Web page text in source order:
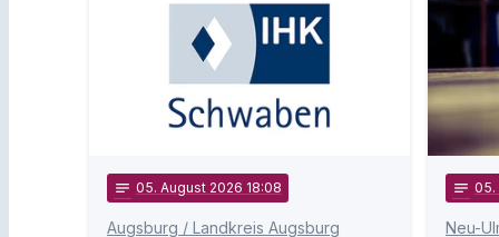
notes 05. August 2026 18:08
Augsburg / Landkreis Augsburg
notes 05
Neu-